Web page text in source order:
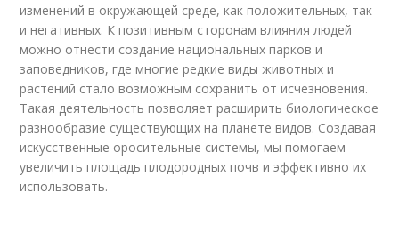
изменений в окружающей среде, как положительных, так
и негативных. К позитивным сторонам влияния людей
можно отнести создание национальных парков и
заповедников, где многие редкие виды животных и
растений стало возможным сохранить от исчезновения.
Такая деятельность позволяет расширить биологическое
разнообразие существующих на планете видов. Создавая
искусственные оросительные системы, мы помогаем
увеличить площадь плодородных почв и эффективно их
использовать.